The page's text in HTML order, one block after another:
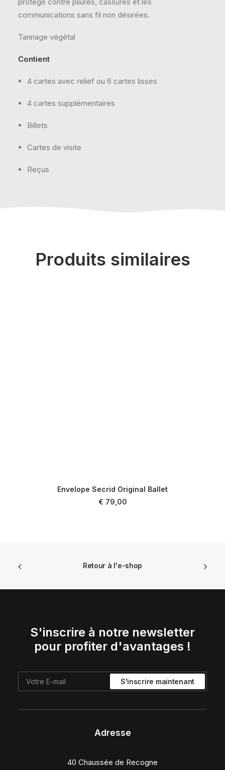
communications sans fil non désirées.
Tannage végétal
Contient
4 cartes avec relief ou 6 cartes lisses
4 cartes supplémentaires
Billets
Cartes de visite
Reçus
Produits similaires
Envelope Secrid Original Ballet
€ 79,00
Retour à l'e-shop
S'inscrire à notre newsletter
pour profiter d'avantages !
Adresse
40 Chaussée de Recogne